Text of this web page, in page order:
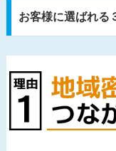
お客様に選ばれる